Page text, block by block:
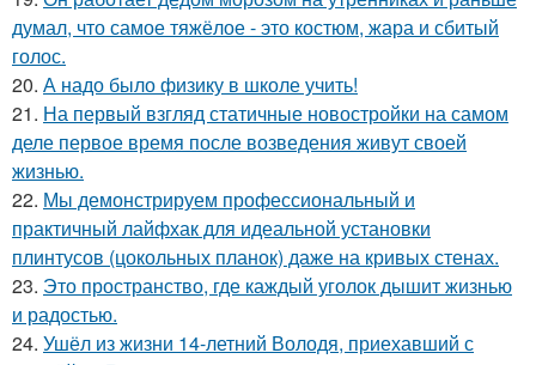
думал, что самое тяжёлое - это костюм, жара и сбитый
голос.
20. А надо было физику в школе учить!
21. На первый взгляд статичные новостройки на самом
деле первое время после возведения живут своей
жизнью.
22. Мы демонстрируем профессиональный и
практичный лайфхак для идеальной установки
плинтусов (цокольных планок) даже на кривых стенах.
23. Это пространство, где каждый уголок дышит жизнью
и радостью.
24. Ушёл из жизни 14-летний Володя, приехавший с